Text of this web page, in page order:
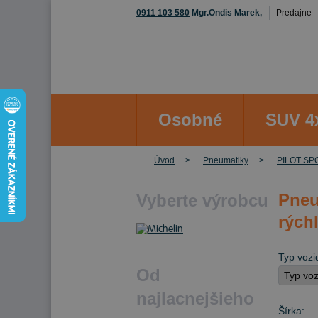
0911 103 580 Mgr.Ondis Marek, Predajne
Osobné SUV
Úvod Pneumatiky PILOT
Vyberte výrobcu
Od
najlacnejšieho
Typ
Šírka: